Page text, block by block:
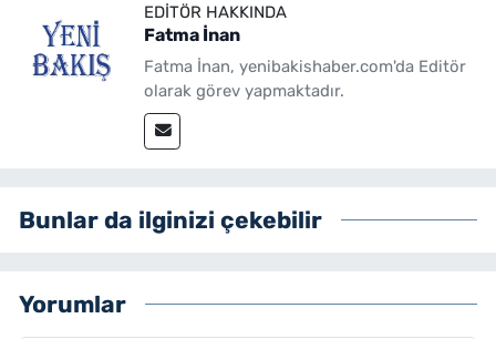
EDITÖR HAKKINDA
Fatma İnan
Fatma İnan, yenibakishaber.com'da Editör
olarak görev yapmaktadır.
Bunlar da ilginizi çekebilir
Yorumlar